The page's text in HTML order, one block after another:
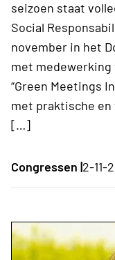
seizoen staat
Social
november in het
met medewerking
“Green Meetings
met praktische en
[…]
Congressen |2-11-